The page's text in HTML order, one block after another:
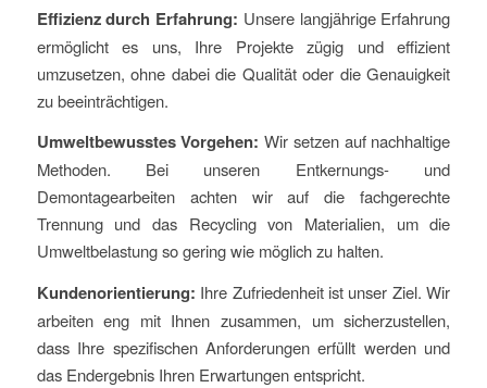
Effizienz durch Erfahrung: Unsere langjährige Erfahrung
ermöglicht es uns, Ihre Projekte zügig und effizient
umzusetzen, ohne dabei die Qualität oder die Genauigkeit
zu beeinträchtigen.
Umweltbewusstes Vorgehen: Wir setzen auf nachhaltige
Methoden. Bei unseren Entkernungs- und
Demontagearbeiten achten wir auf die fachgerechte
Trennung und das Recycling von Materialien, um die
Umweltbelastung so gering wie möglich zu halten.
Kundenorientierung: Ihre Zufriedenheit ist unser Ziel. Wir
arbeiten eng mit Ihnen zusammen, um sicherzustellen,
dass Ihre spezifischen Anforderungen erfüllt werden und
das Endergebnis Ihren Erwartungen entspricht.